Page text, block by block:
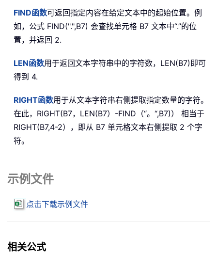
FIND函数可返回指定内容在给定文本中的起始位置。例
如，公式 FIND(".",B7) 会查找单元格 B7 文本中“.”的位
置，并返回 2.
LEN函数用于返回文本字符串中的字符数，LEN(B7)即可
得到 4.
RIGHT函数用于从文本字符串右侧提取指定数量的字符。
在此，RIGHT(B7，LEN(B7）-FIND（“。“,B7)） 相当于
RIGHT(B7,4-2），即从 B7 单元格文本右侧提取 2 个字
符。
示例文件
点击下载示例文件
相关公式